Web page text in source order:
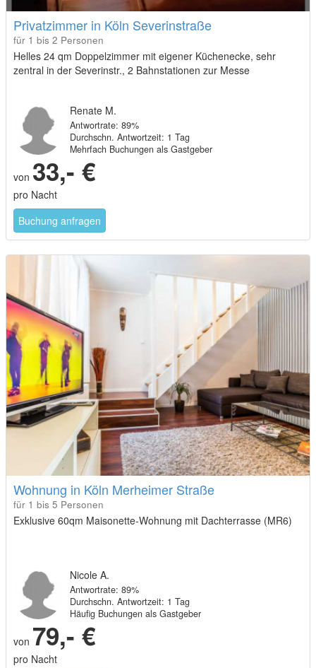
Privatzimmer in Köln Severinstraße
für 1 bis 2 Personen
Helles 24 qm Doppelzimmer mit eigener Küchenecke, sehr
zentral in der Severinstr., 2 Bahnstationen zur Messe
Renate M.
Antwortrate: 89%
Durchschn. Antwortzeit: 1 Tag
Mehrfach Buchungen als Gastgeber
von 33,- €
pro Nacht
Buchung anfragen
Wohnung in Köln Merheimer Straße
für 1 bis 5 Personen
Exklusive 60qm Maisonette-Wohnung mit Dachterrasse (MR6)
Nicole A.
Antwortrate: 89%
Durchschn. Antwortzeit: 1 Tag
Häufig Buchungen als Gastgeber
von 79,- €
pro Nacht